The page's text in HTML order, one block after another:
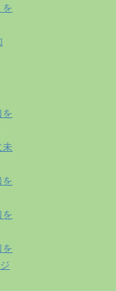
を
を
を
を